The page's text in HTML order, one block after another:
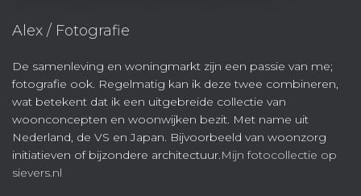
Alex / Fotografie
De samenleving en woningmarkt zijn een passie van me;
fotografie ook. Regelmatig kan ik deze twee combineren,
wat betekent dat ik een uitgebreide collectie van
woonconcepten en woonwijken bezit. Met name uit
Nederland, de VS en Japan. Bijvoorbeeld van woonzorg
initiatieven of bijzondere architectuur.Mijn fotocollectie op
sievers.nl